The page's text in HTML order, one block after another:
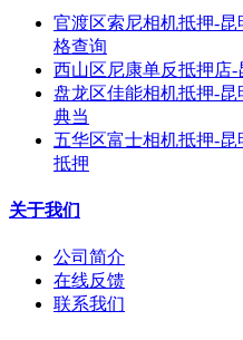
官渡区索尼相机抵押-
格查询
西山区尼康单反抵押店-
盘龙区佳能相机抵押-
典当
五华区富士相机抵押-
抵押
关于我们
公司简介
在线反馈
联系我们